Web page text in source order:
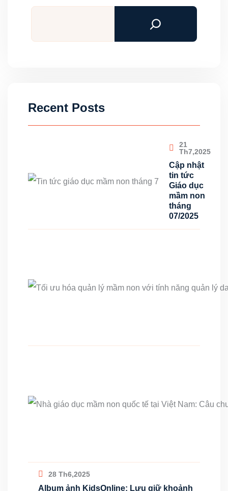
Tìm
Recent Posts
21
Th7,2025
Cập nhật
tin tức
Giáo dục
mầm non
tháng
07/2025
28 Th6,2025
Album ảnh KidsOnline: Lưu giữ khoảnh